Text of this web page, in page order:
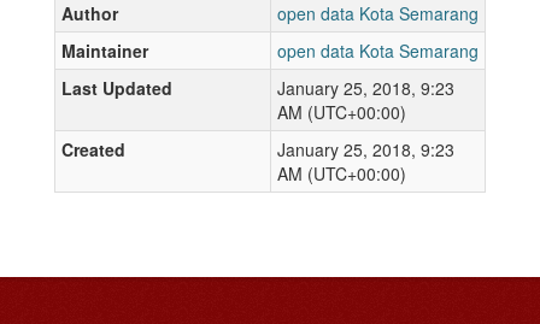
Author
open data Kota Semarang
Maintainer
open data Kota Semarang
Last Updated
January 25, 2018, 9:23
AM (UTC+00:00)
Created
January 25, 2018, 9:23
AM (UTC+00:00)